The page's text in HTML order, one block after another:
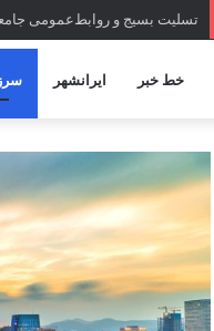
تسلیت بسیج و روابط‌عمومی
خط خبر ایرانشهر